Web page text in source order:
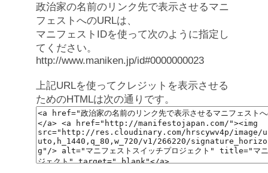
政治家の名前のリンク先で表示させるマニ
フェストへのURLは、
マニフェストIDを使って次のように指定し
てください。
http://www.maniken.jp/id#0000000023
上記URLを使ってクレジットを表示させる
ためのHTMLは次の通りです。